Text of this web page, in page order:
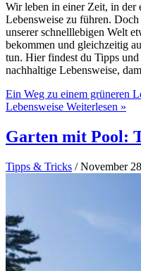
Wir leben in einer Zeit, in der
Lebensweise zu führen.
unserer schnelllebigen Welt
bekommen und gleichzeitig
tun. Hier findest du Tipps
nachhaltige Lebensweise,
Ein Weg zu einem grüneren
Lebensweise Weiterlesen »
Garten mit Pool:
Tipps & Tricks /November